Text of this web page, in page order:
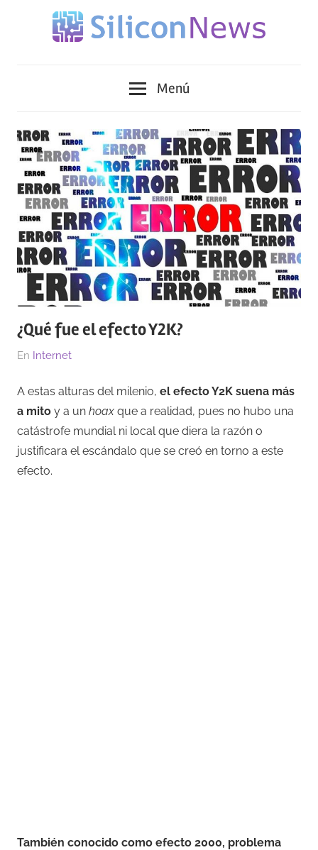
Menú
¿Qué fue el efecto Y2K?
El
Por
En Internet
A estas alturas del milenio, el efecto Y2K suena más
a mito y a un hoax que a realidad, pues no hubo una
catástrofe mundial ni local que diera la razón o
justificara el escándalo que se creó en torno a este
efecto.
También conocido como efecto 2000, problema